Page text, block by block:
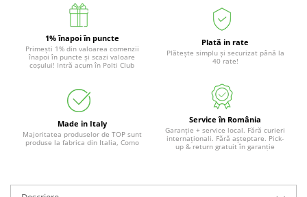
1% înapoi în puncte
Primești 1% din valoarea comenzii
înapoi în puncte și scazi valoare
coșului! Intră acum în Polti Club
Plată in rate
Plătește simplu și securizat până la
40 rate!
Made in Italy
Majoritatea produselor de TOP sunt
produse la fabrica din Italia, Como
Service în România
Garanție + service local. Fără curieri
internaționali. Fără așteptare. Pick-
up & return gratuit în garanție